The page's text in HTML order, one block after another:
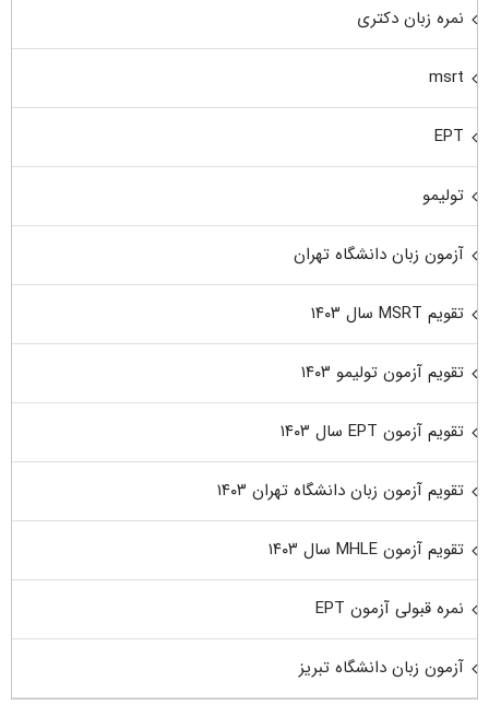
نمره زبان دکتری
msrt
EPT
تولیمو
آزمون زبان دانشگاه تهران
تقویم MSRT سال ۱۴۰۳
تقویم آزمون تولیمو ۱۴۰۳
تقویم آزمون EPT سال ۱۴۰۳
تقویم آزمون زبان دانشگاه تهران ۱۴۰۳
تقویم آزمون MHLE سال ۱۴۰۳
نمره قبولی آزمون EPT
آزمون زبان دانشگاه تبریز